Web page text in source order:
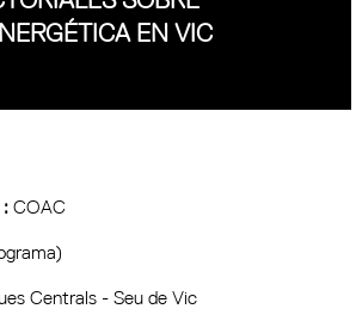
EN VIC
COAC
Centrals - Seu de Vic